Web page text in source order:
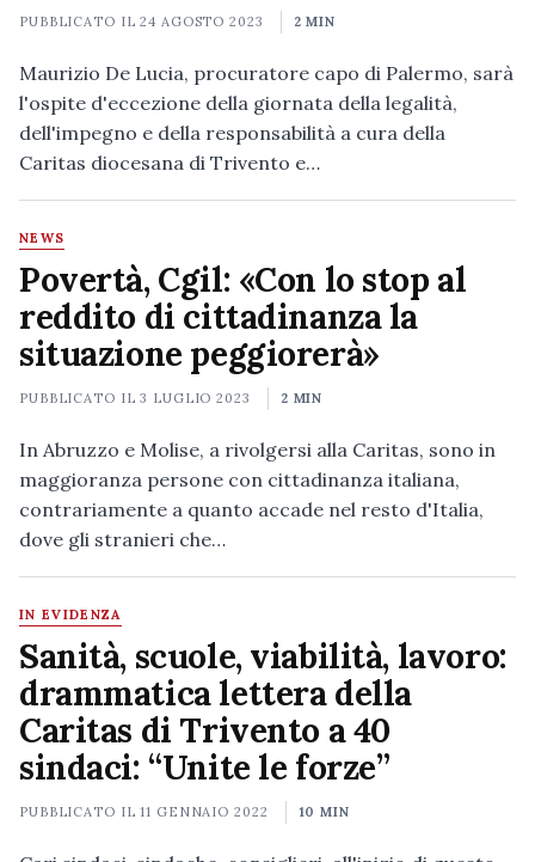
PUBBLICATO IL24 AGOSTO 2023 2 MIN
Maurizio De Lucia, procuratore capo di Palermo, sarà
l'ospite d'eccezione della giornata della legalità,
dell'impegno e della responsabilità a cura della
Caritas diocesana di Trivento e…
NEWS
Povertà, Cgil: «Con lo stop al
reddito di cittadinanza la
situazione peggiorerà»
PUBBLICATO IL3 LUGLIO 2023 2 MIN
In Abruzzo e Molise, a rivolgersi alla Caritas, sono in
maggioranza persone con cittadinanza italiana,
contrariamente a quanto accade nel resto d'Italia,
dove gli stranieri che…
IN EVIDENZA
Sanità, scuole, viabilità, lavoro:
drammatica lettera della
Caritas di Trivento a 40
sindaci: “Unite le forze”
PUBBLICATO IL11 GENNAIO 2022 10 MIN